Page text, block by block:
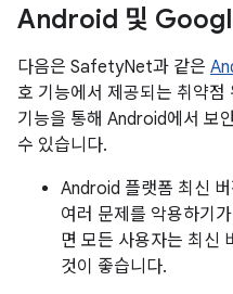
Android 및
다음은 SafetyNet과 같은
호 기능에서 제공되는 취약
기능을 통해 Android에서 보
수 있습니다.
Android 플랫폼 최신
여러 문제를 악용하기
면 모든 사용자는 최신
것이 좋습니다.